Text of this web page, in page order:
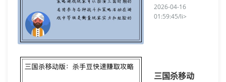
2026-04-16
01:59:45/li>
三国杀移动